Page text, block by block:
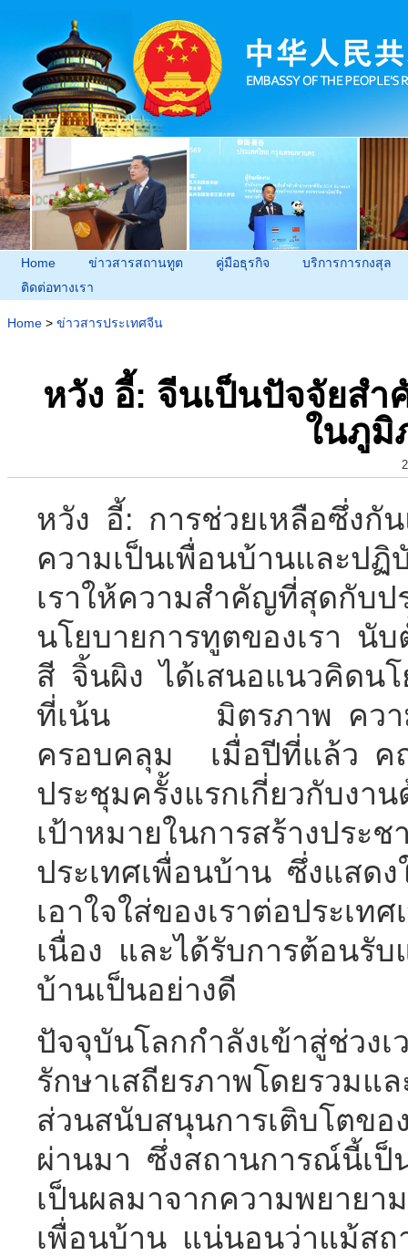
Home ข่าวสารสถานทูต คู่มือธุรกิจ
บริการการกงสุล
ติดต่อทางเรา
Home > ข่าวสารประเทศจีน
หวัง อี้: จีนเป็นปัจจัยส
ในภูมิ
หวัง อี้: การช่วยเหลือซึ่งกั
ความเป็นเพื่อนบ้านและป
เราให้ความสำคัญที่สุดกับป
นโยบายการทูตของเรา นั
สี จิ้นผิง ได้เสนอแนวคิดน
ที่เน้น มิตรภาพ ความจ
ครอบคลุม เมื่อปีที่แล้ว คณ
ประชุมครั้งแรกเกี่ยวกับงา
เป้าหมายในการสร้างประ
ประเทศเพื่อนบ้าน ซึ่งแสด
เอาใจใส่ของเราต่อประเ
เนื่อง และได้รับการต้อนรั
บ้านเป็นอย่างดี
ปัจจุบันโลกกำลังเข้าสู่ช่วง
รักษาเสถียรภาพโดยรวมแ
ส่วนสนับสนุนการเติบโตข
ผ่านมา ซึ่งสถานการณ์นี้เป็
เป็นผลมาจากความพยายา
เพื่อนบ้าน แน่นอนว่าแม้สถ